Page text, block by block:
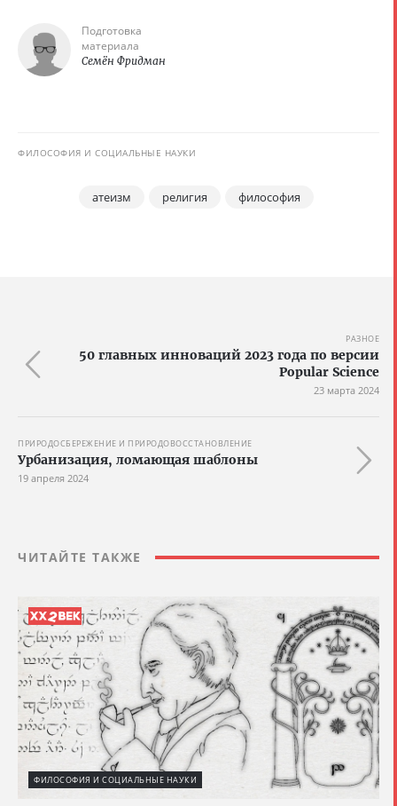
Подготовка
материала
Семён Фридман
ФИЛОСОФИЯ И СОЦИАЛЬНЫЕ НАУКИ
атеизм религия философия
РАЗНОЕ
50 главных инноваций 2023 года по версии
Popular Science
23 марта 2024
ПРИРОДОСБЕРЕЖЕНИЕ И ПРИРОДОВОССТАНОВЛЕНИЕ
Урбанизация, ломающая шаблоны
19 апреля 2024
ЧИТАЙТЕ ТАКЖЕ
ФИЛОСОФИЯ И СОЦИАЛЬНЫЕ НАУКИ